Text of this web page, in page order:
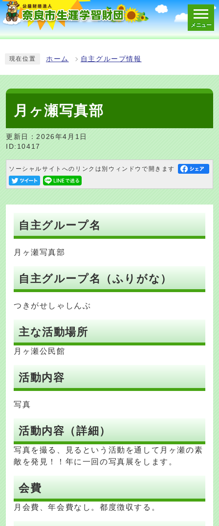
メニュー
現在位置 ホーム 自主グループ情報
月ヶ瀬写真部
更新日：2026年4月1日
ID:10417
ソーシャルサイトへのリンクは別ウィンドウで開きます
自主グループ名
月ヶ瀬写真部
自主グループ名（ふりがな）
つきがせしゃしんぶ
主な活動場所
月ヶ瀬公民館
活動内容
写真
活動内容（詳細）
写真を撮る、見るという活動を通して月ヶ瀬の素
敵を発見！！年に一回の写真展をします。
会費
月会費、年会費なし。都度徴収する。